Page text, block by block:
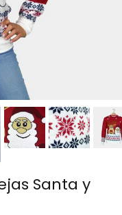
Santa y